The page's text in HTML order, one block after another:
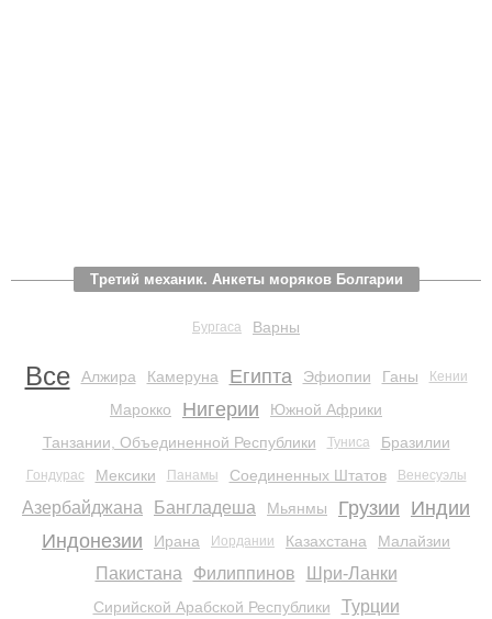
Третий механик. Анкеты моряков Болгарии
Бургаса Варны
Все Алжира Камеруна Египта Эфиопии Ганы Кении
Марокко Нигерии
Южной Африки
Танзании, Объединенной Республики
Туниса Бразилии
Гондурас Мексики Панамы Соединенных Штатов Венесуэлы
Азербайджана Бангладеша Мьянмы Грузии Индии
Индонезии
Ирана Иордании Казахстана Малайзии
Пакистана Филиппинов Шри-Ланки
Сирийской Арабской Республики Турции